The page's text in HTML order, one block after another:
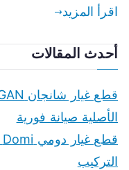
اقرأ المزيد
أحدث المقالات
الأصلية صيانة فورية
التركيب